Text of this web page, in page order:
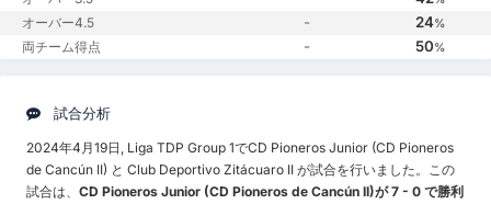
オーバー4.5 - 24%
両チーム得点 - 50%
試合分析
2024年4月19日, Liga TDP Group 1でCD Pioneros Junior (CD Pioneros
de Cancún II) と Club Deportivo Zitácuaro II が試合を行いました。この
試合は、 CD Pioneros Junior (CD Pioneros de Cancún II)が 7 - 0 で勝利